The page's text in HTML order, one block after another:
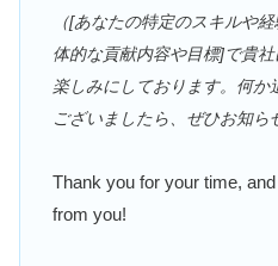
（[あなたの特定のスキルや
体的な貢献内容や目標]で貴
楽しみにしております。何か
ございましたら、ぜひお知ら
Thank you for your time,
from you!